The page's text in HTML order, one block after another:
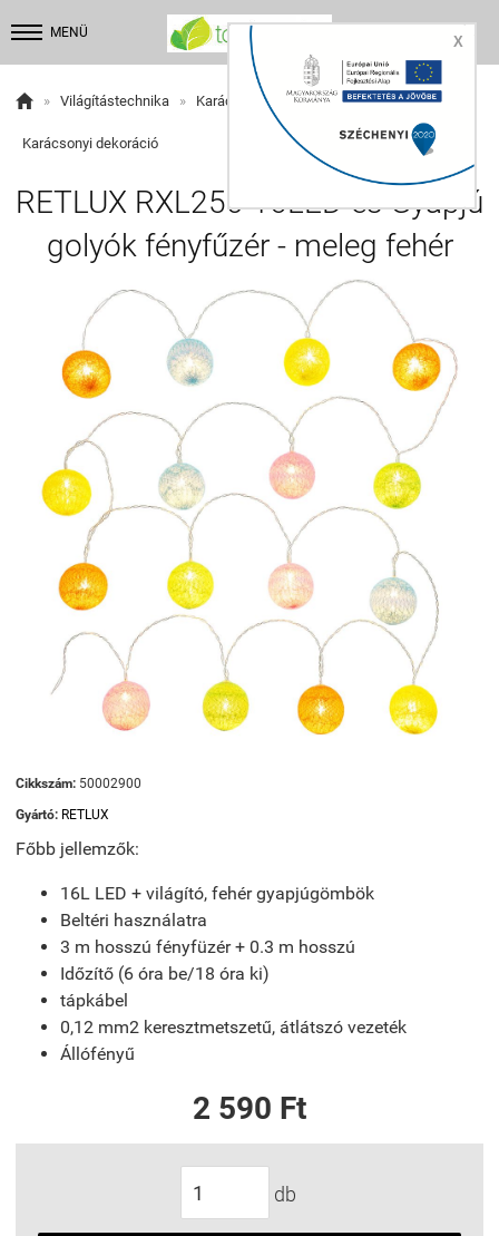
MENÜ  
 » Világítástechnika » Karácsonyi fényfűzérek »
Karácsonyi dekoráció
RETLUX RXL250 16LED-es Gyapjú
golyók fényfűzér - meleg fehér
Cikkszám: 50002900
Gyártó: RETLUX
Főbb jellemzők:
16L LED + világító, fehér gyapjúgömbök
Beltéri használatra
3 m hosszú fényfüzér + 0.3 m hosszú
Időzítő (6 óra be/18 óra ki)
tápkábel
0,12 mm2 keresztmetszetű, átlátszó vezeték
Állófényű
2 590 Ft
db
X